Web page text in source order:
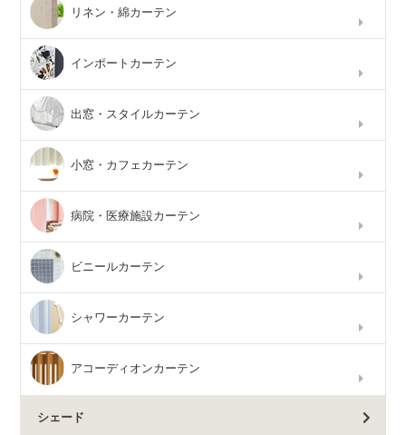
リネン・綿カーテン
インポートカーテン
出窓・スタイルカーテン
小窓・カフェカーテン
病院・医療施設カーテン
ビニールカーテン
シャワーカーテン
アコーディオンカーテン
シェード